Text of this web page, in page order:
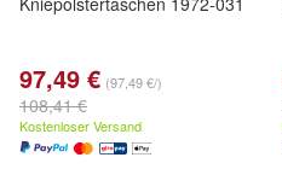
97,49 € (97,49 €/)
108,41 €
Kostenloser Versand